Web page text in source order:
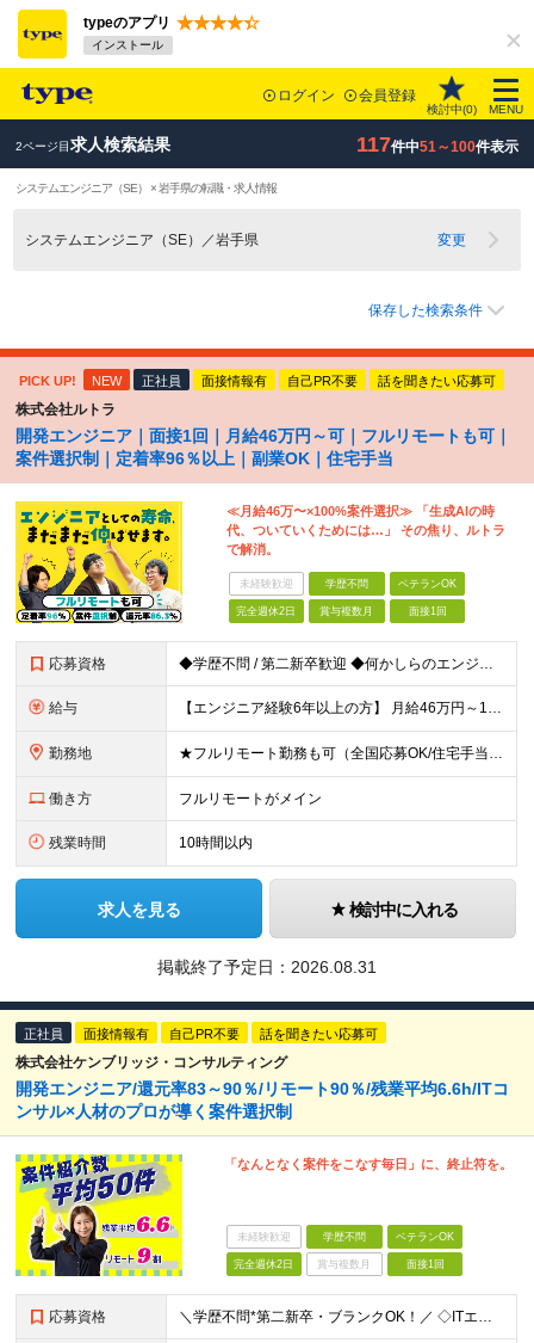
typeのアプリ
インストール
ログイン 会員登録
検討中(0) MENU
2ページ目求人検索結果 117件中51～100件表示
システムエンジニア（SE） × 岩手県の転職・求人情報
システムエンジニア（SE）／岩手県 変更
保存した検索条件
PICK UP! NEW 正社員 面接情報有 自己PR不要 話を聞きたい応募可
株式会社ルトラ
開発エンジニア｜面接1回｜月給46万円～可｜フルリモートも可｜
案件選択制｜定着率96％以上｜副業OK｜住宅手当
≪月給46万〜×100%案件選択≫ 「生成AIの時
代、ついていくためには…」 その焦り、ルトラ
で解消。
未経験歓迎 学歴不問 ベテランOK
完全週休2日 賞与複数月 面接1回
応募資格 ◆学歴不問 / 第二新卒歓迎 ◆何かしらのエンジニア経験をお持ちの方 （言語・期間・フェーズ不問） 経験浅めの方も遠慮なくご応募ください！ ■入社前Q＆A ────── ◎実力に見合った報酬が手に
給与 【エンジニア経験6年以上の方】 月給46万円～100万円（固定残業代含む） ※上記月給には月30時間分の固定残業代（月8万7,400円～月19万円）を含む。超過分は全額支給。 【エンジニア経験4年以
勤務地 ★フルリモート勤務も可（全国応募OK/住宅手当を支給します） ※案件によって常駐が必要になる場合があります。 ※希望がない限り、転勤はありません ※U・Iターン歓迎 ★ルトラの社員は全国各地で活躍中
働き方 フルリモートがメイン
残業時間 10時間以内
求人を見る 検討中に入れる
掲載終了予定日： 2026.08.31
正社員 面接情報有 自己PR不要 話を聞きたい応募可
株式会社ケンブリッジ・コンサルティング
開発エンジニア/還元率83～90％/リモート90％/残業平均6.6h/ITコ
ンサル×人材のプロが導く案件選択制
「なんとなく案件をこなす毎日」に、終止符を。
未経験歓迎 学歴不問 ベテランOK
完全週休2日 賞与複数月 面接1回
応募資格 ＼学歴不問*第二新卒・ブランクOK！／ ◇ITエンジニアとして、1年以上の経験をお持ちの方 ※分野、プロジェクト規模は問いません。 ※未経験の方も意欲があればご応募いただけますが、条件面は異なる場合